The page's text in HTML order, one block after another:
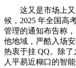
这又是市场上又
候，2025 年全国高
管理的通知布告称
他地域，严酷入场
热衷于挂 QQ。除
人平易近糊口的智